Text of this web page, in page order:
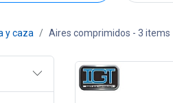
y caza Aires comprimidos - 3 items